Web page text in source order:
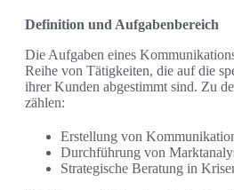
Definition und Aufgabenbereich
Die Aufgaben eines
Reihe von Tätigkeiten, die auf die
ihrer Kunden abgestimmt sind. Zu
zählen:
Erstellung von
Durchführung von
Strategische Beratung in